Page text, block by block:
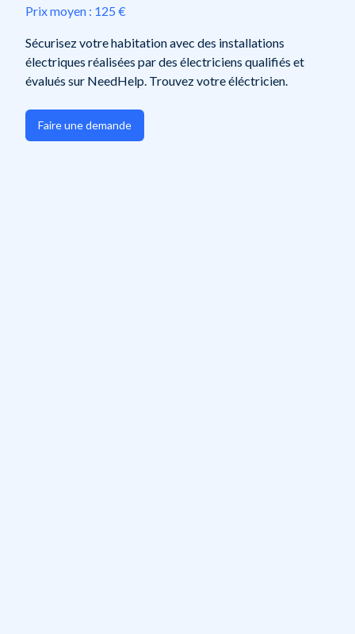
Prix moyen : 125 €
Sécurisez votre habitation avec des installations
électriques réalisées par des électriciens qualifiés et
évalués sur NeedHelp. Trouvez votre éléctricien.
Faire une demande